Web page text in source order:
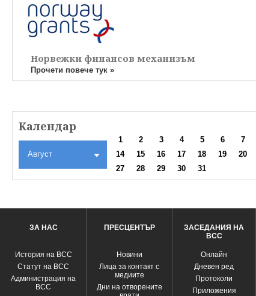
Норвежки финансов механизъм
Прочети повече тук »
Календар
Август
1 2 3 4 5 6 7
14
15 16 17 18 19 20
27
28 29 30 31
ЗА НАС
История на ВСС
Статут на ВСС
Администрация на
ВСС
ПРЕСЦЕНТЪР
Новини
Лица за контакт с
медиите
Дни на отворените
ЗАСЕДАНИЯ НА
ВСС
Oнлайн
Дневен ред
Протоколи
Приложения